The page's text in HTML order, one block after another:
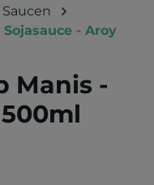
- Aroy
Manis -